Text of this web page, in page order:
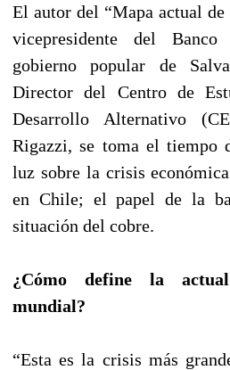
El autor del “Mapa actual
vicepresidente del
gobierno popular de
Director del Centro de
Desarrollo Alternativo
Rigazzi, se toma el tiempo
luz sobre la crisis
en Chile; el papel de la
situación del cobre.
¿Cómo define la
mundial?
“Esta es la crisis más